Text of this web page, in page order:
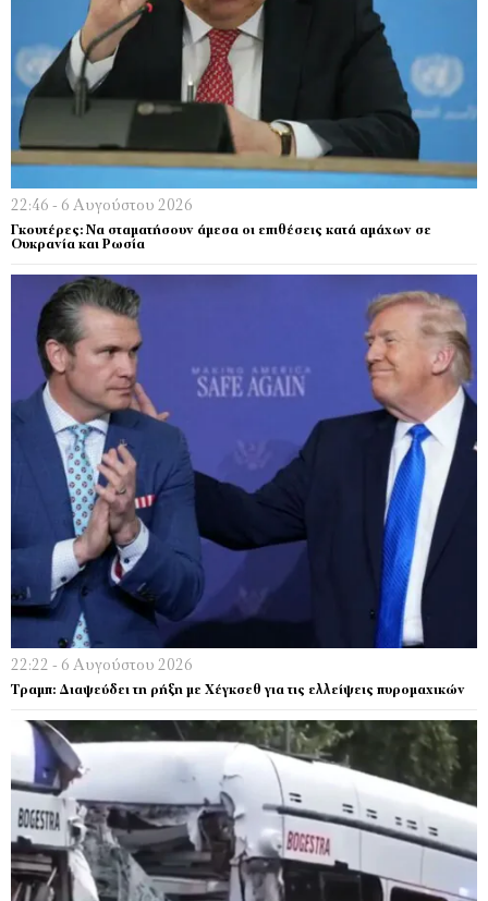
22:46 - 6 Αυγούστου 2026
Γκουτέρες: Να σταματήσουν άμεσα οι επιθέσεις κατά αμάχων σε
Ουκρανία και Ρωσία
22:22 - 6 Αυγούστου 2026
Τραμπ: Διαψεύδει τη ρήξη με Χέγκσεθ για τις ελλείψεις πυρομαχικών